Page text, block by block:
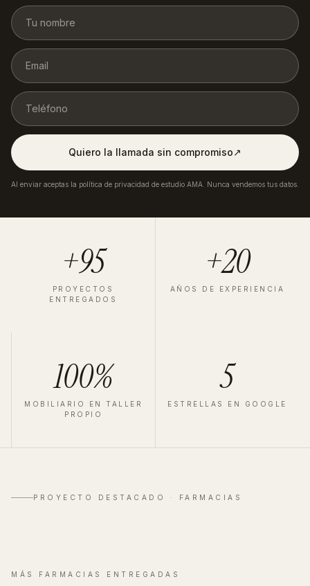
Quiero la llamada sin compromiso↗︎
Al enviar aceptas la política de privacidad de estudio AMA. Nunca vendemos tus datos.
+95
PROYECTOS
ENTREGADOS
+20
AÑOS DE EXPERIENCIA
100%
MOBILIARIO EN TALLER
PROPIO
5
ESTRELLAS EN GOOGLE
PROYECTO DESTACADO · FARMACIAS
Velázquez
MÁS FARMACIAS ENTREGADAS